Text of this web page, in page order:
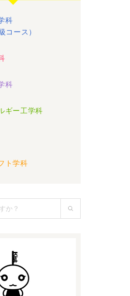
科
コース）
科
ギー工学科
ト学科